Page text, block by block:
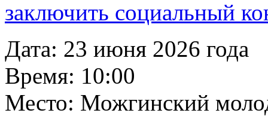
заключить социальный
Дата: 23 июня 2026 года
Время: 10:00
Место: Можгинский